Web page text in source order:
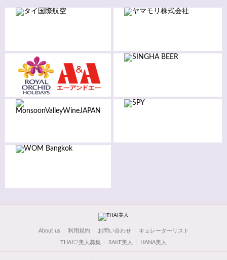
About us 利用規約 お問い合わせ キュレーターリスト
THAI♡美人募集 SAKE美人 HANA美人